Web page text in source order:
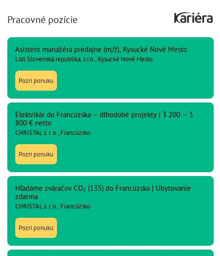
Pracovné pozície
Asistent manažéra predajne (m/ž), Kysucké Nové Mesto
Lidl Slovenská republika, s.r.o., Kysucké Nové Mesto
Pozri ponuku
Elektrikár do Francúzska – dlhodobé projekty | 3 200 – 3
800 € netto
CHRISTAL s. r. o., Francúzsko
Pozri ponuku
Hľadáme zváračov CO₂ (135) do Francúzska | Ubytovanie
zdarma
CHRISTAL s. r. o., Francúzsko
Pozri ponuku